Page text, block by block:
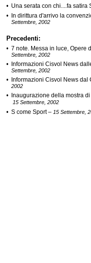
• Una serata con chi....fa satira
•
In dirittura d'arrivo la
Settembre, 2002
Precedenti:
• 7 note. Messa in luce, Opere
Settembre, 2002
• Informazioni Cisvol News
Settembre, 2002
• Informazioni Cisvol News
2002
• Inaugurazione della mostra
15 Settembre, 2002
• S come Sport– 15 Settembre,